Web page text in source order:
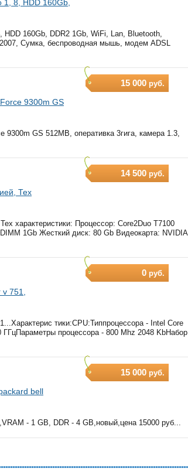
8, HDD 160Gb,
160Gb, DDR2 1Gb, WiFi, Lan, Bluetooth,
Сумка, беспроводная мышь, модем ADSL
9300m GS
15 000 руб.
9300m GS 512MB, оперативка 3гига, камера 1.3,
Тех
14 500 руб.
характеристики: Процессор: Core2Duo T7100
1Gb Жесткий диск: 80 Gb Видеокарта: NVIDIA
751,
0 руб.
тики:CPU:Типпроцессора - Intel Core
ГГцПараметры процессора - 800 Mhz 2048 KbНабор
bell
15 000 руб.
- 1 GB, DDR - 4 GB,новый,цена 15000 руб...